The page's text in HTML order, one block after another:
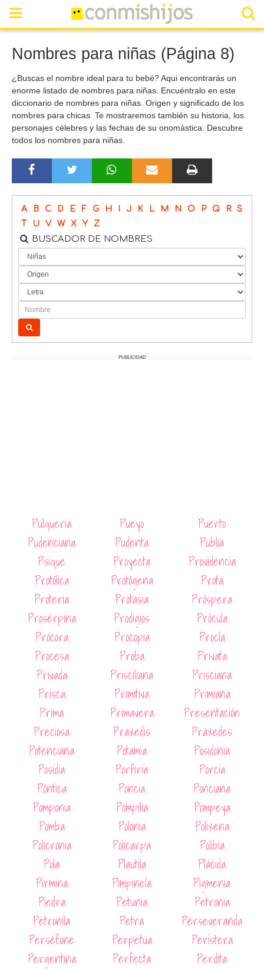
Nombres para niñas (Página 8)
¿Buscas el nombre ideal para tu bebé? Aqui encontrarás un
enorme listado de nombres para niñas. Encuéntralo en este
diccionario de nombres para niñas. Origen y significado de los
nombres para chicas. Te mostraremos también su historia, los
personajes célebres y las fechas de su onomástica. Descubre
todos los nombres para niñas.
A B C D E F G H I J K L M N O P Q R
S
T
U V W X Y Z
BUSCADOR DE NOMBRES
PUBLICIDAD
Pulqueria Pueyo
Puerto
Pudenciana
Pudenta
Publia
Psique
Proyecta
Providencia
Protólica
Protógena
Prota
Proteria
Protasia
Próspera
Prosérpina
Prodigios
Prócula
Prócora
Procopia
Procla
Procesa
Proba
Privata
Privada
Prisciliana
Prisciana
Prisca
Primitiva
Primiana
Prima
Primavera
Presentación
Preciosa
Praxedis
Práxedes
Potenciana
Potamia
Posidonia
Posidia
Porfiria
Porcia
Póntica
Poncia
Ponciana
Pomponia
Pompilia
Pompeya
Pomba
Polonia
Polixena
Policronia
Policarpa
Polibia
Pola
Plautila
Plácida
Pirmina
Pimpinela
Pigmenia
Piedra
Petunia
Petronia
Petronila
Petra
Perseveranda
Perséfone
Perpetua
Perístera
Pergentina
Perfecta Perdita